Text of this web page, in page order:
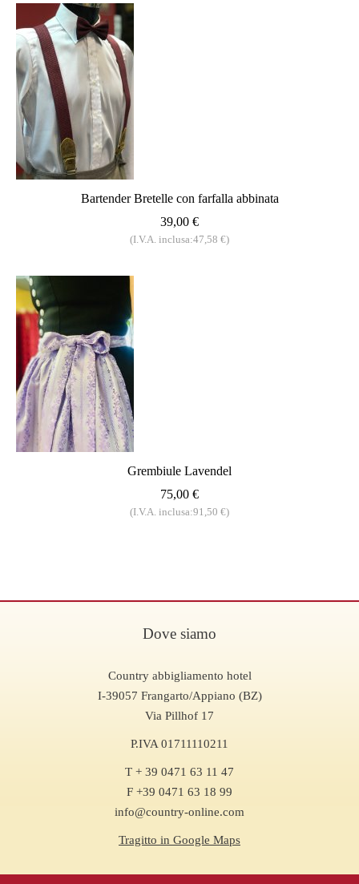
Bartender Bretelle con farfalla abbinata
39,00 €
(I.V.A. inclusa:47,58 €)
Grembiule Lavendel
75,00 €
(I.V.A. inclusa:91,50 €)
Dove siamo
Country abbigliamento hotel
I-39057 Frangarto/Appiano (BZ)
Via Pillhof 17
P.IVA 01711110211
T + 39 0471 63 11 47
F +39 0471 63 18 99
info@country-online.com
Tragitto in Google Maps